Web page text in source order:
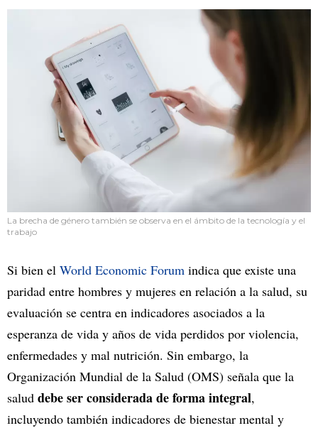
La brecha de género también se observa en el ámbito de la tecnología y el
trabajo
Si bien el World Economic Forum indica que existe una
paridad entre hombres y mujeres en relación a la salud, su
evaluación se centra en indicadores asociados a la
esperanza de vida y años de vida perdidos por violencia,
enfermedades y mal nutrición. Sin embargo, la
Organización Mundial de la Salud (OMS) señala que la
salud debe ser considerada de forma integral,
incluyendo también indicadores de bienestar mental y